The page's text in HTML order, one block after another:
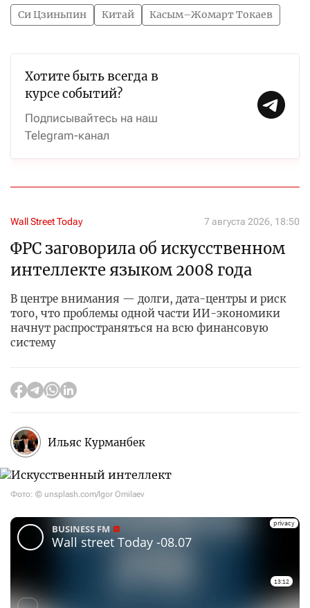
Си Цзиньпин Китай Касым–Жомарт Токаев
Хотите быть всегда в
курсе событий?
Подписывайтесь на наш
Telegram-канал
Wall Street Today 7 августа 2026, 18:50
ФРС заговорила об искусственном
интеллекте языком 2008 года
В центре внимания — долги, дата-центры и риск
того, что проблемы одной части ИИ-экономики
начнут распространяться на всю финансовую
систему
Ильяс Курманбек
Фото: © unsplash.com/Igor Omilaev